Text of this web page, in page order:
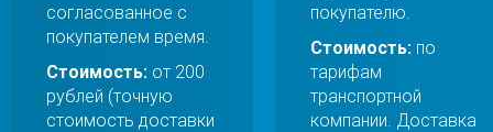
согласованное с
покупателем время.
Стоимость: от 200
рублей (точную
стоимость доставки
покупателю.
Стоимость: по
тарифам
транспортной
компании. Доставка